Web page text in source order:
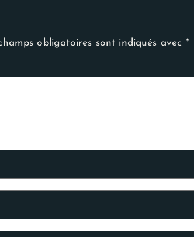
obligatoires sont indiqués avec *